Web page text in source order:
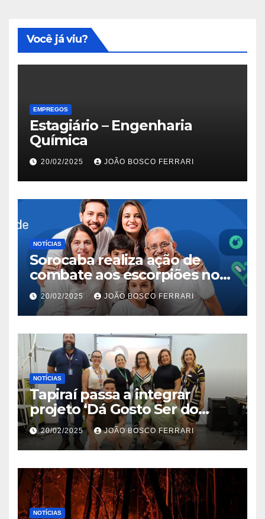
Você já viu?
EMPREGOS
Estagiário – Engenharia
Química
20/02/2025 JOÃO BOSCO FERRARI
NOTÍCIAS
Sorocaba realiza ação de
combate aos escorpiões no
Jardim São Carlos
20/02/2025 JOÃO BOSCO FERRARI
NOTÍCIAS
Tapiraí passa a integrar
projeto ‘Dá Gosto Ser do
Ribeira’ | ASN São Paulo
20/02/2025 JOÃO BOSCO FERRARI
NOTÍCIAS